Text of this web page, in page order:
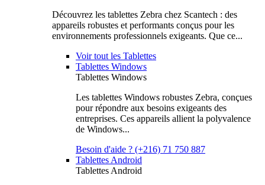
Découvrez les tablettes Zebra chez Scantech : des
appareils robustes et performants conçus pour les
environnements professionnels exigeants. Que ce...
Voir tout les Tablettes
Tablettes Windows
Tablettes Windows
Les tablettes Windows robustes Zebra, conçues
pour répondre aux besoins exigeants des
entreprises. Ces appareils allient la polyvalence
de Windows...
Besoin d'aide ? (+216) 71 750 887
Tablettes Android
Tablettes Android